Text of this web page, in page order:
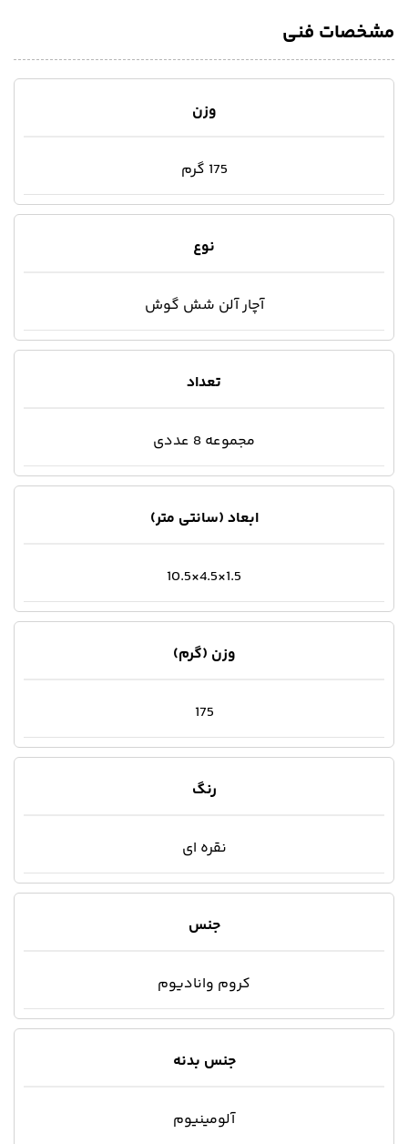
مشخصات فنی
وزن
175 گرم
نوع
آچار آلن شش گوش
تعداد
مجموعه 8 عددی
ابعاد (سانتی متر)
1.5×4.5×10.5
وزن (گرم)
175
رنگ
نقره ای
جنس
کروم وانادیوم
جنس بدنه
آلومینیوم